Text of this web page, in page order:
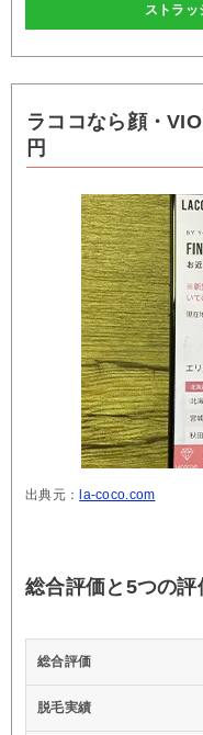
ストラッ
ラココなら顔・
円
出典元： la-coco.com
総合評価と5つの評
総合評価
脱毛実績